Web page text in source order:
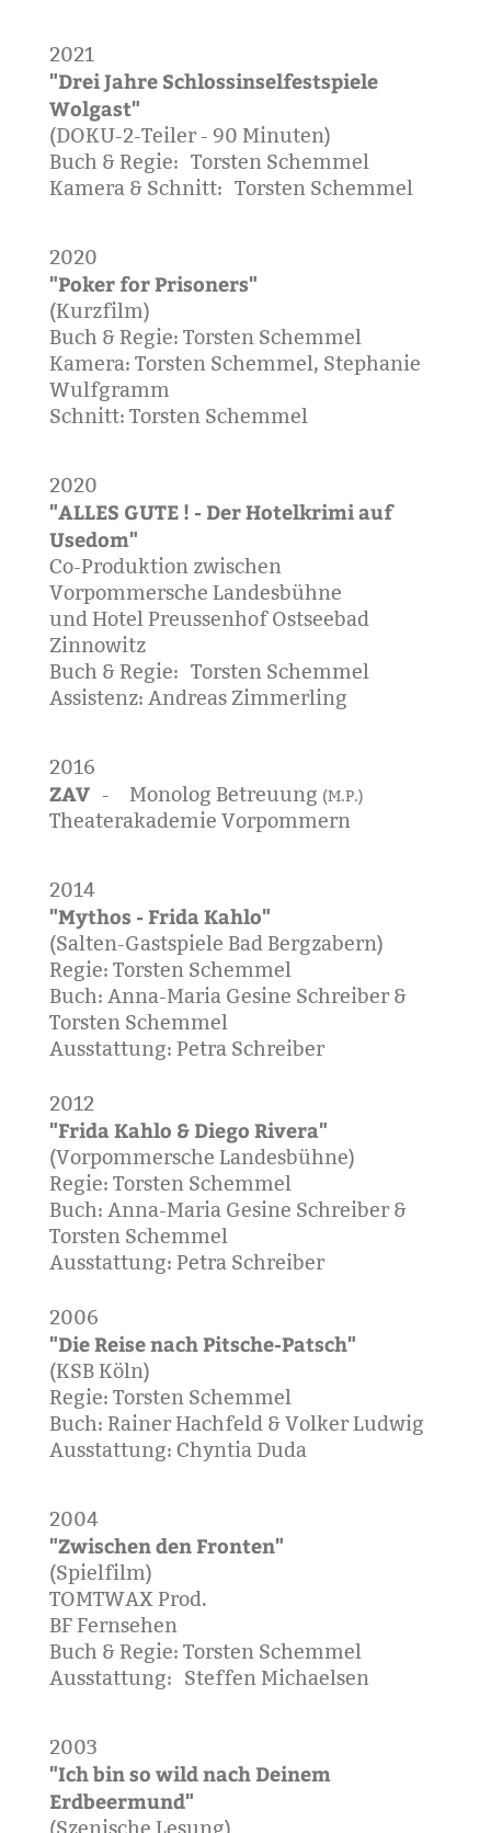
2021
"Drei Jahre Schlossinselfestspiele
Wolgast"
(DOKU-2-Teiler - 90 Minuten)
Buch & Regie: Torsten Schemmel
Kamera & Schnitt: Torsten Schemmel
2020
"Poker for Prisoners"
(Kurzfilm)
Buch & Regie: Torsten Schemmel
Kamera: Torsten Schemmel, Stephanie
Wulfgramm
Schnitt: Torsten Schemmel
2020
"ALLES GUTE ! - Der Hotelkrimi auf
Usedom"
Co-Produktion zwischen
Vorpommersche Landesbühne
und Hotel Preussenhof Ostseebad
Zinnowitz
Buch & Regie: Torsten Schemmel
Assistenz: Andreas Zimmerling
2016
ZAV - Monolog Betreuung (M.P.)
Theaterakademie Vorpommern
2014
"Mythos - Frida Kahlo"
(Salten-Gastspiele Bad Bergzabern)
Regie: Torsten Schemmel
Buch: Anna-Maria Gesine Schreiber &
Torsten Schemmel
Ausstattung: Petra Schreiber
2012
"Frida Kahlo & Diego Rivera"
(Vorpommersche Landesbühne)
Regie: Torsten Schemmel
Buch: Anna-Maria Gesine Schreiber &
Torsten Schemmel
Ausstattung: Petra Schreiber
2006
"Die Reise nach Pitsche-Patsch"
(KSB Köln)
Regie: Torsten Schemmel
Buch: Rainer Hachfeld & Volker Ludwig
Ausstattung: Chyntia Duda
2004
"Zwischen den Fronten"
(Spielfilm)
TOMTWAX Prod.
BF Fernsehen
Buch & Regie: Torsten Schemmel
Ausstattung: Steffen Michaelsen
2003
"Ich bin so wild nach Deinem
Erdbeermund"